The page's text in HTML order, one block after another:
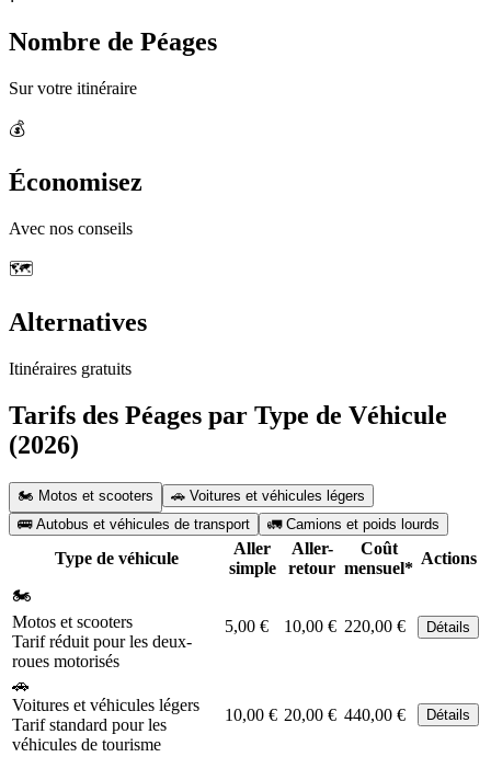
Nombre de Péages
Sur votre itinéraire
💰
Économisez
Avec nos conseils
🗺️
Alternatives
Itinéraires gratuits
Tarifs des Péages par Type de Véhicule
(2026)
🏍️ Motos et scooters
🚗 Voitures et véhicules légers
🚌 Autobus et véhicules de transport
🚛 Camions et poids lourds
Type de véhicule
Aller
simple
Aller-
retour
Coût
mensuel*
Actions
🏍️
Motos et scooters
Tarif réduit pour les deux-
roues motorisés
5,00 € 10,00 € 220,00 € Détails
🚗
Voitures et véhicules légers
Tarif standard pour les
véhicules de tourisme
10,00 € 20,00 € 440,00 € Détails